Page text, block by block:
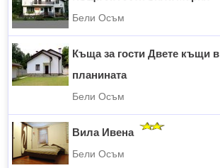
Бели Осъм
Къща за гости Двете къщи в
планината
Бели Осъм
Вила Ивена
Бели Осъм